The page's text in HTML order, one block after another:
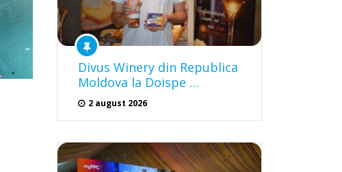
Divus Winery din Republica
Moldova la Doispe …
2 august 2026